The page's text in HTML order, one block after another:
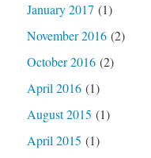
January 2017 (1)
November 2016(2)
October 2016(2)
April 2016(1)
August 2015 (1)
April 2015 (1)